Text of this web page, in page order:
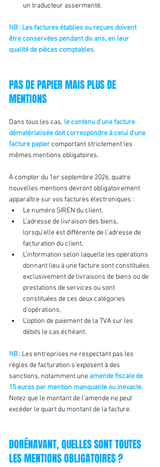
un traducteur assermenté.
NB : Les factures établies ou reçues doivent
être conservées pendant dix ans, en leur
qualité de pièces comptables.
PAS DE PAPIER MAIS PLUS DE
MENTIONS
Dans tous les cas, le contenu d’une facture
dématérialisée doit correspondre à celui d’une
facture papier comportant strictement les
mêmes mentions obligatoires.
À compter du 1er septembre 2026, quatre
nouvelles mentions devront obligatoirement
apparaître sur vos factures électroniques :
Le numéro SIREN du client,
L’adresse de livraison des biens,
lorsqu’elle est différente de l’adresse de
facturation du client,
L’information selon laquelle les opérations
donnant lieu à une facture sont constituées
exclusivement de livraisons de biens ou de
prestations de services ou sont
constituées de ces deux catégories
d’opérations,
L’option de paiement de la TVA sur les
débits le cas échéant.
NB : Les entreprises ne respectant pas les
règles de facturation s’exposent à des
sanctions, notamment une amende fiscale de
15 euros par mention manquante ou inexacte.
Notez que le montant de l’amende ne peut
excéder le quart du montant de la facture.
DORÉNAVANT, QUELLES SONT TOUTES
LES MENTIONS OBLIGATOIRES ?